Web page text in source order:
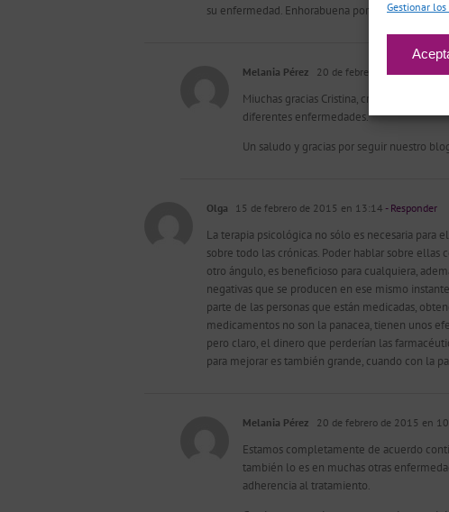
Gestionar los
su enfermedad. Enhorabuena por el artículo.
Melania Pérez 20 de febrero de 2015 en
Miuchas gracias Cristina, creemos
diferentes enfermedades.
Un saludo y gracias por seguir nuestro
Olga 15 de febrero de 2015 en 13:14 - Responder
La terapia psicológica no sólo es necesaria para
sobre todo las crónicas. Poder hablar sobre
otro ángulo, es beneficioso para cualquiera,
negativas que se producen en ese mismo
parte de las personas que están medicadas,
medicamentos no son la panacea, tienen unos
pero claro, el dinero que perderían las
para mejorar es también grande, cuando con la
Melania Pérez 20 de febrero de 2015 en
Estamos completamente de acuerdo
también lo es en muchas otras
adherencia al tratamiento.